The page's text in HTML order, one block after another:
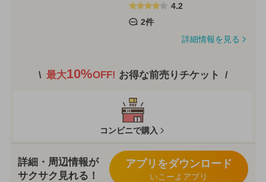
4.2
2件
詳細情報を見る
最大10%OFF! お得な前売りチケット
コンビニで購入
詳細・周辺情報が
サクサク見れる！
アプリをダウンロード
いこーよアプリ